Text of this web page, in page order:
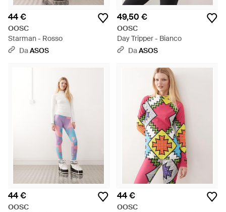
44 €
OOSC
Starman - Rosso
DaASOS
49,50 €
OOSC
Day Tripper - Bianco
DaASOS
44 €
OOSC
44 €
OOSC